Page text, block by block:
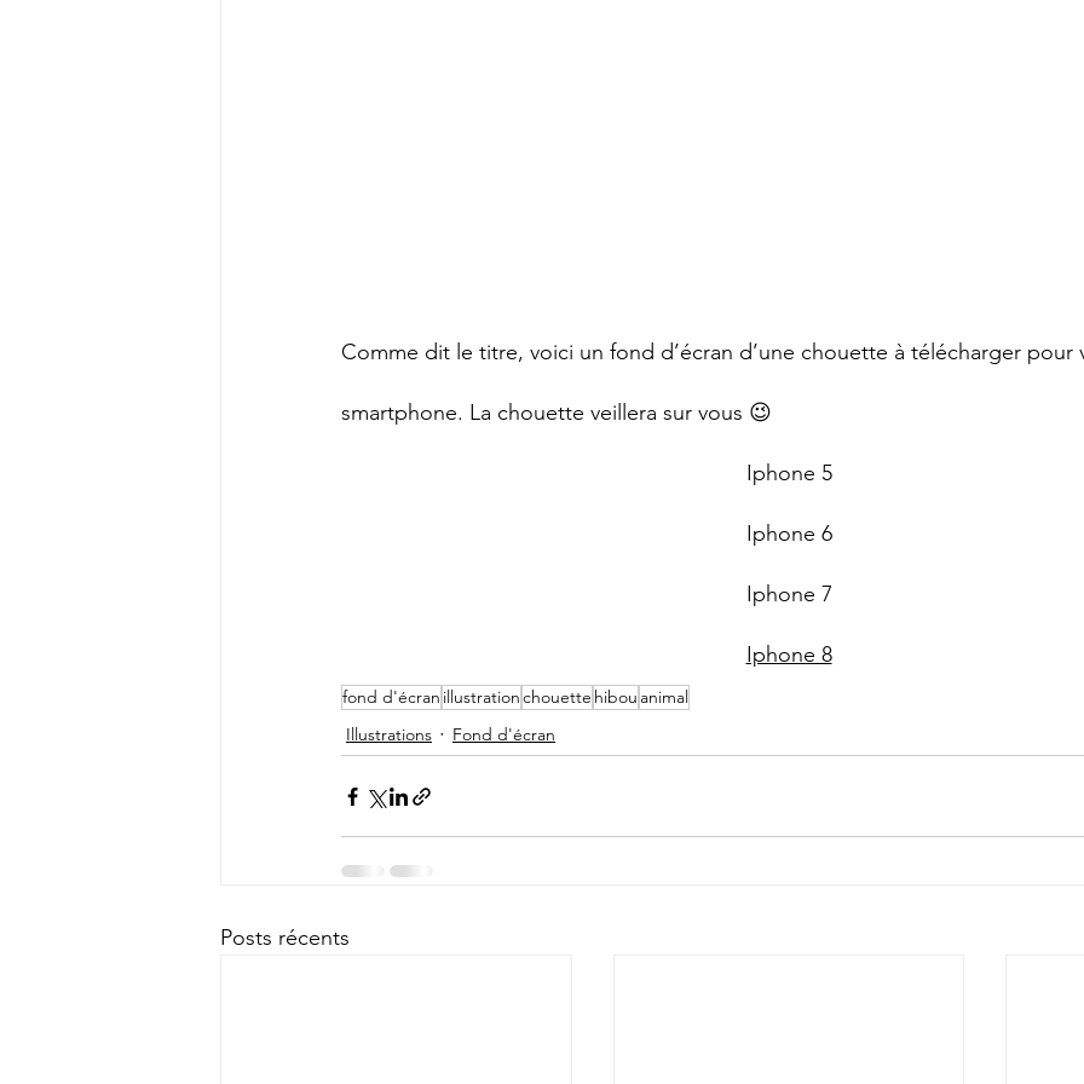
Comme dit le titre, voici un fond d’écran d’une chouette à télécharger
smartphone. La chouette veillera sur vous 😉
Iphone 5
Iphone 6
Iphone 7
Iphone 8
fond d'écran illustrationchouette hibou animal
Illustrations
Fond d'écran
Posts récents